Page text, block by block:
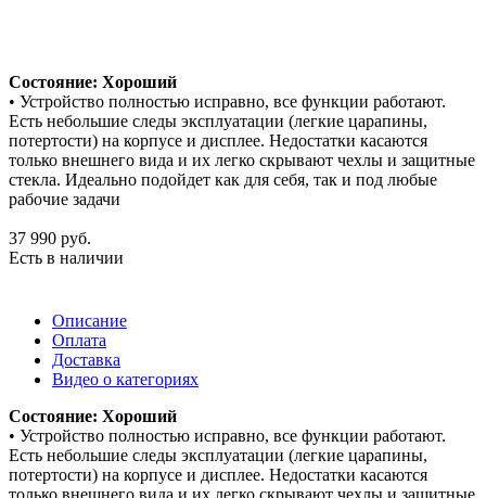
Состояние: Хороший
• Устройство полностью исправно, все функции работают.
Есть небольшие следы эксплуатации (легкие царапины,
потертости) на корпусе и дисплее. Недостатки касаются
только внешнего вида и их легко скрывают чехлы и защитные
стекла. Идеально подойдет как для себя, так и под любые
рабочие задачи
37 990 руб.
Есть в наличии
Описание
Оплата
Доставка
Видео о категориях
Состояние: Хороший
• Устройство полностью исправно, все функции работают.
Есть небольшие следы эксплуатации (легкие царапины,
потертости) на корпусе и дисплее. Недостатки касаются
только внешнего вида и их легко скрывают чехлы и защитные